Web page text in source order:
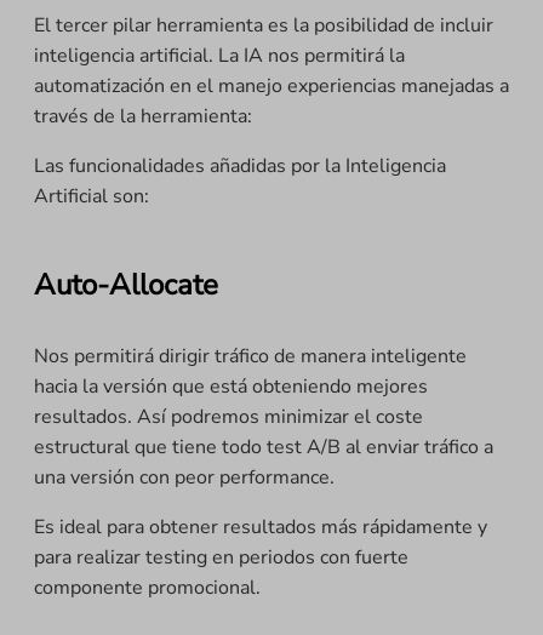
El tercer pilar herramienta es la posibilidad de incluir
inteligencia artificial. La IA nos permitirá la
automatización en el manejo experiencias manejadas a
través de la herramienta:
Las funcionalidades añadidas por la Inteligencia
Artificial son:
Auto-Allocate
Nos permitirá dirigir tráfico de manera inteligente
hacia la versión que está obteniendo mejores
resultados. Así podremos minimizar el coste
estructural que tiene todo test A/B al enviar tráfico a
una versión con peor performance.
Es ideal para obtener resultados más rápidamente y
para realizar testing en periodos con fuerte
componente promocional.